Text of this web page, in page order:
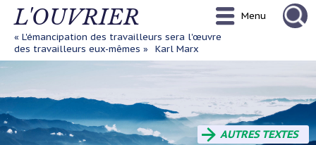
Aller
principal
L'OUVRIER
« L'émancipation des travailleurs sera l'œuvre
des travailleurs eux-mêmes »
Karl Marx
Menu
AUTRES TEXTES